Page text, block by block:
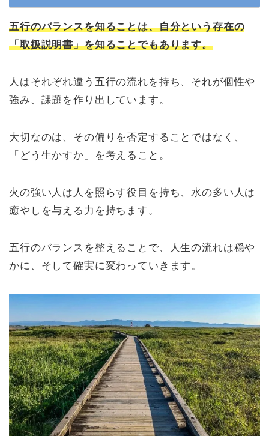
五行のバランスを知ることは、自分という存在の
「取扱説明書」を知ることでもあります。
人はそれぞれ違う五行の流れを持ち、それが個性や
強み、課題を作り出しています。
大切なのは、その偏りを否定することではなく、
「どう生かすか」を考えること。
火の強い人は人を照らす役目を持ち、水の多い人は
癒やしを与える力を持ちます。
五行のバランスを整えることで、人生の流れは穏や
かに、そして確実に変わっていきます。